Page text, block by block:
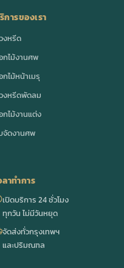
การของเรา
งหรีด
กไม้งานศพ
กไม้หน้าเมรุ
งหรีดพัดลม
กไม้งานแต่ง
จัดงานศพ
ลาทำการ
เปิดบริการ 24 ชั่วโมง
ทุกวัน ไม่มีวันหยุด
จัดส่งทั่วกรุงเทพฯ
และปริมณฑล